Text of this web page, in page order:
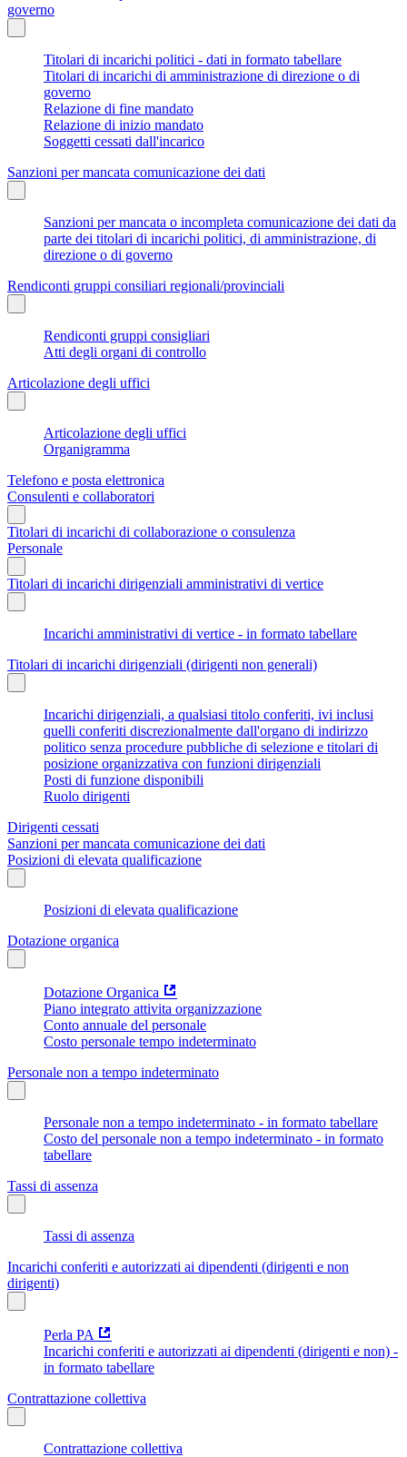
governo
Titolari di incarichi politici - dati in formato tabellare
Titolari di incarichi di amministrazione di direzione o di
governo
Relazione di fine mandato
Relazione di inizio mandato
Soggetti cessati dall'incarico
Sanzioni per mancata comunicazione dei dati
Sanzioni per mancata o incompleta comunicazione dei dati da
parte dei titolari di incarichi politici, di amministrazione, di
direzione o di governo
Rendiconti gruppi consiliari regionali/provinciali
Rendiconti gruppi consigliari
Atti degli organi di controllo
Articolazione degli uffici
Articolazione degli uffici
Organigramma
Telefono e posta elettronica
Consulenti e collaboratori
Titolari di incarichi di collaborazione o consulenza
Personale
Titolari di incarichi dirigenziali amministrativi di vertice
Incarichi amministrativi di vertice - in formato tabellare
Titolari di incarichi dirigenziali (dirigenti non generali)
Incarichi dirigenziali, a qualsiasi titolo conferiti, ivi inclusi
quelli conferiti discrezionalmente dall'organo di indirizzo
politico senza procedure pubbliche di selezione e titolari di
posizione organizzativa con funzioni dirigenziali
Posti di funzione disponibili
Ruolo dirigenti
Dirigenti cessati
Sanzioni per mancata comunicazione dei dati
Posizioni di elevata qualificazione
Posizioni di elevata qualificazione
Dotazione organica
Dotazione Organica
Piano integrato attivita organizzazione
Conto annuale del personale
Costo personale tempo indeterminato
Personale non a tempo indeterminato
Personale non a tempo indeterminato - in formato tabellare
Costo del personale non a tempo indeterminato - in formato
tabellare
Tassi di assenza
Tassi di assenza
Incarichi conferiti e autorizzati ai dipendenti (dirigenti e non
dirigenti)
Perla PA
Incarichi conferiti e autorizzati ai dipendenti (dirigenti e non) -
in formato tabellare
Contrattazione collettiva
Contrattazione collettiva